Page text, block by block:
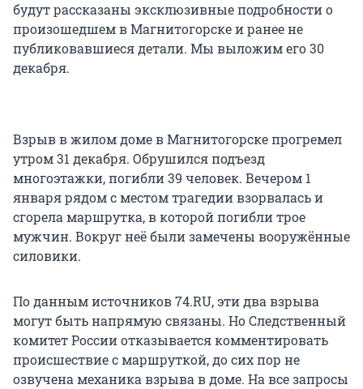
будут рассказаны эксклюзивные подробности о
произошедшем в Магнитогорске и ранее не
публиковавшиеся детали. Мы выложим его 30
декабря.
Взрыв в жилом доме в Магнитогорске прогремел
утром 31 декабря. Обрушился подъезд
многоэтажки, погибли 39 человек. Вечером 1
января рядом с местом трагедии взорвалась и
сгорела маршрутка, в которой погибли трое
мужчин. Вокруг неё были замечены вооружённые
силовики.
По данным источников 74.RU, эти два взрыва
могут быть напрямую связаны. Но Следственный
комитет России отказывается комментировать
происшествие с маршруткой, до сих пор не
озвучена механика взрыва в доме. На все запросы